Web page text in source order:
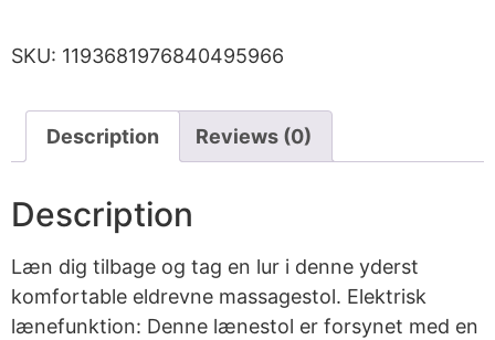
SKU: 1193681976840495966
Description Reviews (0)
Description
Læn dig tilbage og tag en lur i denne yderst
komfortable eldrevne massagestol. Elektrisk
lænefunktion: Denne lænestol er forsynet med en